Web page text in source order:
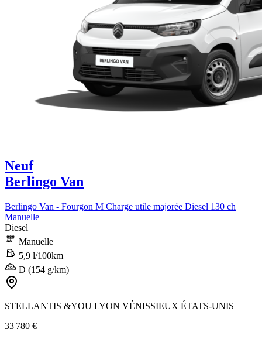
Neuf
Berlingo Van
Berlingo Van - Fourgon M Charge utile majorée Diesel 130 ch
Manuelle
Diesel
Manuelle
5,9 l/100km
D (154 g/km)
STELLANTIS &YOU LYON VÉNISSIEUX ÉTATS-UNIS
33 780 €